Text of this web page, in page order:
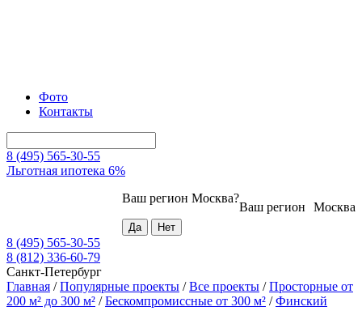
Фото
Контакты
8 (495) 565-30-55
Льготная ипотека 6%
Москва
Ваш регион
Ваш регион Москва?
8 (495) 565-30-55
8 (812) 336-60-79
Санкт-Петербург
Главная /Популярные проекты /Все проекты /Просторные от
200 м² до 300 м² /Бескомпромиссные от 300 м² /Финский